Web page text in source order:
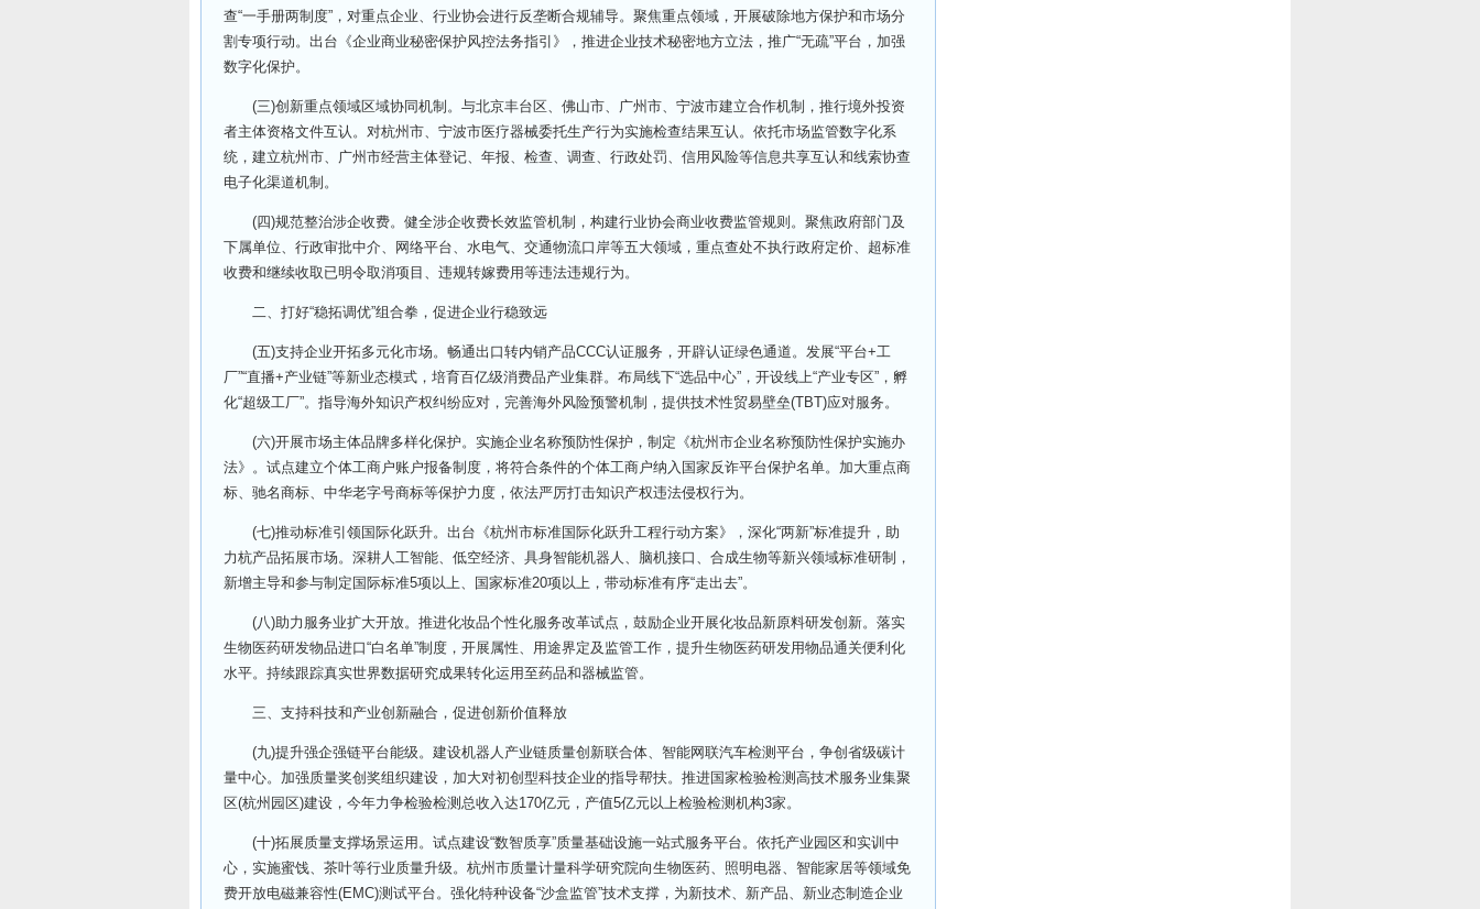
查“一手册两制度”，对重点企业、行业协会进行反垄断合规辅导。聚焦重点领域，开展破除地方保护和市场分
割专项行动。出台《企业商业秘密保护风控法务指引》，推进企业技术秘密地方立法，推广“无疏”平台，加强
数字化保护。
(三)创新重点领域区域协同机制。与北京丰台区、佛山市、广州市、宁波市建立合作机制，推行境外投资
者主体资格文件互认。对杭州市、宁波市医疗器械委托生产行为实施检查结果互认。依托市场监管数字化系
统，建立杭州市、广州市经营主体登记、年报、检查、调查、行政处罚、信用风险等信息共享互认和线索协查
电子化渠道机制。
(四)规范整治涉企收费。健全涉企收费长效监管机制，构建行业协会商业收费监管规则。聚焦政府部门及
下属单位、行政审批中介、网络平台、水电气、交通物流口岸等五大领域，重点查处不执行政府定价、超标准
收费和继续收取已明令取消项目、违规转嫁费用等违法违规行为。
二、打好“稳拓调优”组合拳，促进企业行稳致远
(五)支持企业开拓多元化市场。畅通出口转内销产品CCC认证服务，开辟认证绿色通道。发展“平台+工
厂”“直播+产业链”等新业态模式，培育百亿级消费品产业集群。布局线下“选品中心”，开设线上“产业专区”，孵
化“超级工厂”。指导海外知识产权纠纷应对，完善海外风险预警机制，提供技术性贸易壁垒(TBT)应对服务。
(六)开展市场主体品牌多样化保护。实施企业名称预防性保护，制定《杭州市企业名称预防性保护实施办
法》。试点建立个体工商户账户报备制度，将符合条件的个体工商户纳入国家反诈平台保护名单。加大重点商
标、驰名商标、中华老字号商标等保护力度，依法严厉打击知识产权违法侵权行为。
(七)推动标准引领国际化跃升。出台《杭州市标准国际化跃升工程行动方案》，深化“两新”标准提升，助
力杭产品拓展市场。深耕人工智能、低空经济、具身智能机器人、脑机接口、合成生物等新兴领域标准研制，
新增主导和参与制定国际标准5项以上、国家标准20项以上，带动标准有序“走出去”。
(八)助力服务业扩大开放。推进化妆品个性化服务改革试点，鼓励企业开展化妆品新原料研发创新。落实
生物医药研发物品进口“白名单”制度，开展属性、用途界定及监管工作，提升生物医药研发用物品通关便利化
水平。持续跟踪真实世界数据研究成果转化运用至药品和器械监管。
三、支持科技和产业创新融合，促进创新价值释放
(九)提升强企强链平台能级。建设机器人产业链质量创新联合体、智能网联汽车检测平台，争创省级碳计
量中心。加强质量奖创奖组织建设，加大对初创型科技企业的指导帮扶。推进国家检验检测高技术服务业集聚
区(杭州园区)建设，今年力争检验检测总收入达170亿元，产值5亿元以上检验检测机构3家。
(十)拓展质量支撑场景运用。试点建设“数智质享”质量基础设施一站式服务平台。依托产业园区和实训中
心，实施蜜饯、茶叶等行业质量升级。杭州市质量计量科学研究院向生物医药、照明电器、智能家居等领域免
费开放电磁兼容性(EMC)测试平台。强化特种设备“沙盒监管”技术支撑，为新技术、新产品、新业态制造企业